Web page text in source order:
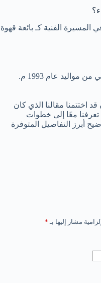
الفنية كـ بائعة قهوة
اختتمنا مقالنا الذي كان
تعرفنا معًا إلى خطوات
أبرز التفاصيل المتوفرة
مشار إليها بـ *